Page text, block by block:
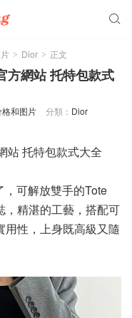

> Dior > 正文
方網站 托特包款式
和图片 分類： Dior
站 托特包款式大全
可解放雙手的Tote
，精湛的工藝，搭配可
性，上身既高級又隨